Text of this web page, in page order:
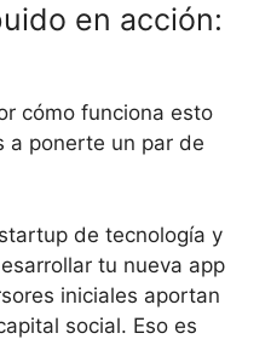
en acción:
cómo funciona esto
a ponerte un par de
de tecnología y
tu nueva app
iniciales aportan
social. Eso es